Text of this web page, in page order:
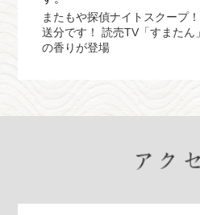
またもや探偵ナイトスクープ
送分です！
読売TV「すまたん
の香りが登場